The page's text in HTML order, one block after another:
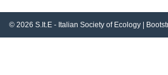
© 2026 S.It.E - Italian Society of Ecology |